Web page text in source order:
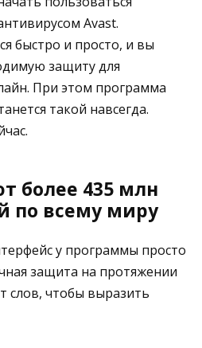
Avast.
быстро и просто, и вы
защиту для
При этом программа
такой навсегда.
более 435 млн
по всему миру
у программы просто
защита на протяжении
слов, чтобы выразить